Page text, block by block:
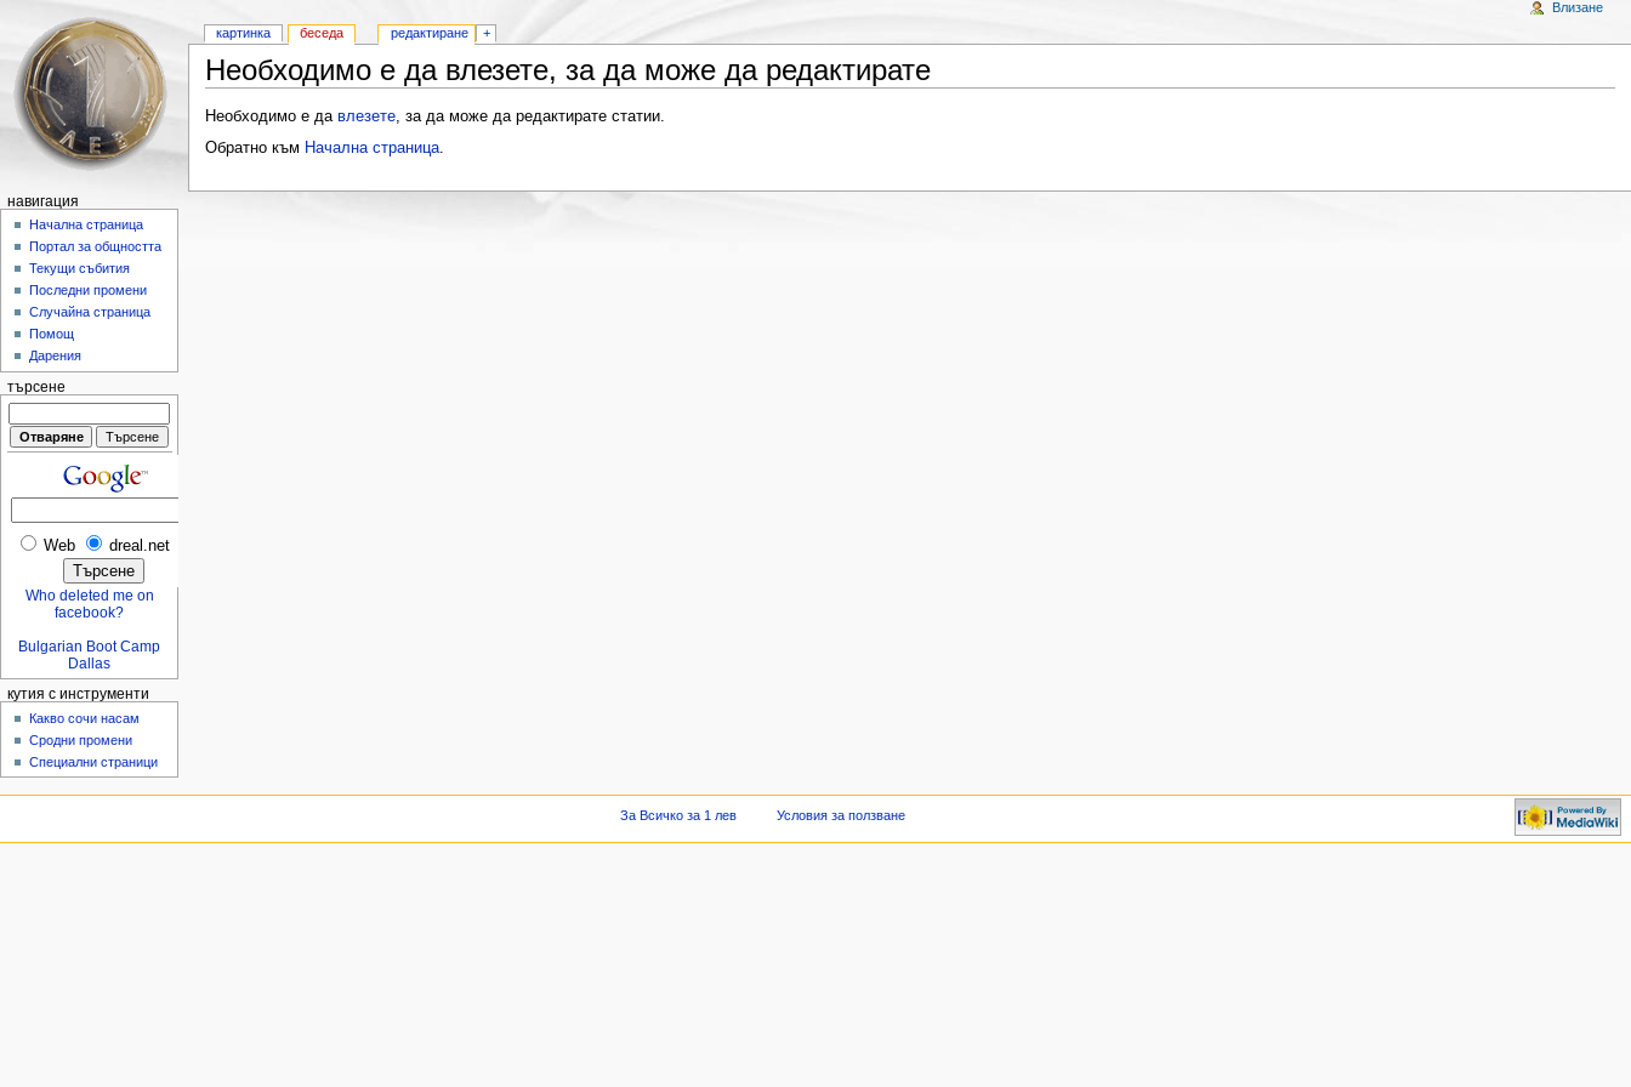
Необходимо е да влезете, за да може да редактирате
Необходимо е да влезете, за да може да редактирате статии.
Обратно към Начална страница.
картинка беседа редактиране +
Влизане
навигация
Начална страница
Портал за общността
Текущи събития
Последни промени
Случайна страница
Помощ
Дарения
търсене
Web dreal.net
Who deleted me on
facebook?
Bulgarian Boot Camp
Dallas
кутия с инструменти
Какво сочи насам
Сродни промени
Специални страници
За Всичко за 1 лев Условия за ползване